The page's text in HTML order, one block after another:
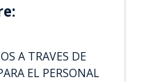
A TRAVES DE
EL PERSONAL